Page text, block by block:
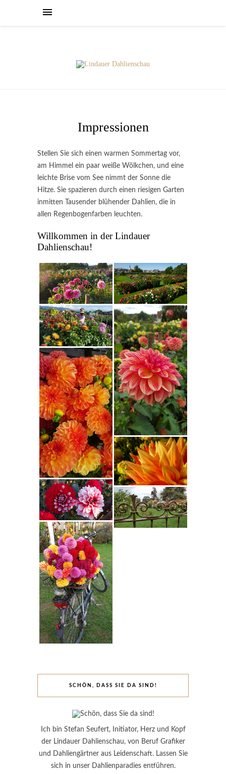
Impressionen
Stellen Sie sich einen warmen Sommertag vor,
am Himmel ein paar weiße Wölkchen, und eine
leichte Brise vom See nimmt der Sonne die
Hitze. Sie spazieren durch einen riesigen Garten
inmitten Tausender blühender Dahlien, die in
allen Regenbogenfarben leuchten.
Willkommen in der Lindauer
Dahlienschau!
SCHÖN, DASS SIE DA SIND!
Ich bin Stefan Seufert, Initiator, Herz und Kopf
der Lindauer Dahlienschau, von Beruf Grafiker
und Dahliengärtner aus Leidenschaft. Lassen Sie
sich in unser Dahlienparadies entführen.